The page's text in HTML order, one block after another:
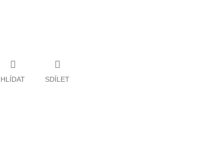
HLÍDAT SDÍLET